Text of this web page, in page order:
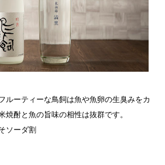
ルーティーな鳥飼は魚や魚卵の生臭みをカ
焼酎と魚の旨味の相性は抜群です。
ソーダ割